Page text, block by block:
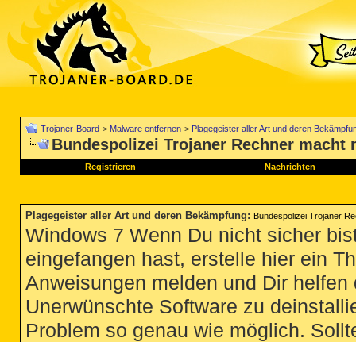
Trojaner-Board > Malware entfernen > Plagegeister aller Art und deren
Bundespolizei Trojaner Rechner macht
Registrieren Nachrichten
Plagegeister aller Art und deren Bekämpfung: Bundespolizei Trojaner
Windows 7 Wenn Du nicht sicher
eingefangen hast, erstelle hier ein
Anweisungen melden und Dir
Unerwünschte Software zu
Problem so genau wie möglich.